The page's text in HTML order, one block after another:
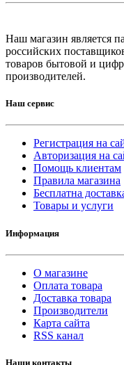
Наш магазин является
российских
товаров бытовой и
производителей.
Наш сервис
Регистрация на
Авторизация на
Помощь клиентам
Правила магазина
Бесплатна
Товары и услуги
Информация
О магазине
Оплата товара
Доставка товара
Производители
Карта сайта
RSS канал
Наши контакты